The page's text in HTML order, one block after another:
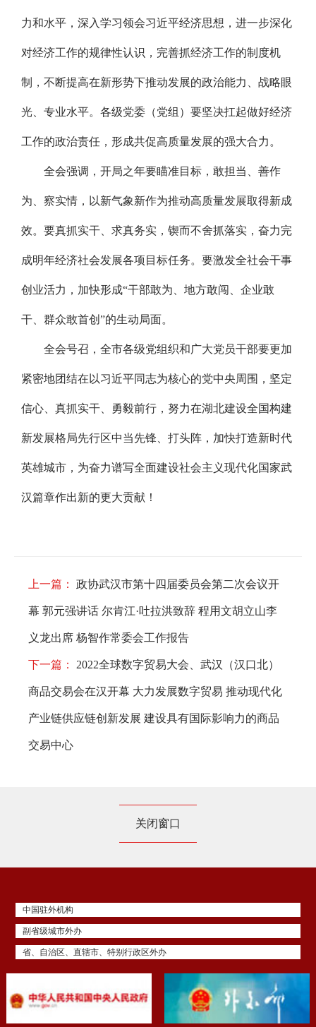
力和水平，深入学习领会习近平经济思想，进一步深化
对经济工作的规律性认识，完善抓经济工作的制度机
制，不断提高在新形势下推动发展的政治能力、战略眼
光、专业水平。各级党委（党组）要坚决扛起做好经济
工作的政治责任，形成共促高质量发展的强大合力。
全会强调，开局之年要瞄准目标，敢担当、善作
为、察实情，以新气象新作为推动高质量发展取得新成
效。要真抓实干、求真务实，锲而不舍抓落实，奋力完
成明年经济社会发展各项目标任务。要激发全社会干事
创业活力，加快形成“干部敢为、地方敢闯、企业敢
干、群众敢首创”的生动局面。
全会号召，全市各级党组织和广大党员干部要更加
紧密地团结在以习近平同志为核心的党中央周围，坚定
信心、真抓实干、勇毅前行，努力在湖北建设全国构建
新发展格局先行区中当先锋、打头阵，加快打造新时代
英雄城市，为奋力谱写全面建设社会主义现代化国家武
汉篇章作出新的更大贡献！
上一篇： 政协武汉市第十四届委员会第二次会议开
幕 郭元强讲话 尔肯江·吐拉洪致辞 程用文胡立山李
义龙出席 杨智作常委会工作报告
下一篇： 2022全球数字贸易大会、武汉（汉口北）
商品交易会在汉开幕 大力发展数字贸易 推动现代化
产业链供应链创新发展 建设具有国际影响力的商品
交易中心
关闭窗口
中国驻外机构
副省级城市外办
省、自治区、直辖市、特别行政区外办